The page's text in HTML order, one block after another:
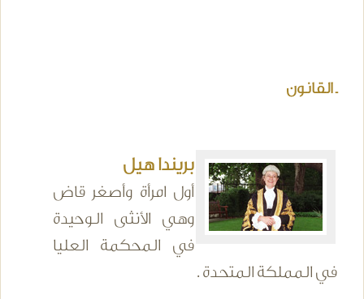
ـ القانون
بريندا هيل
أول امرأة وأصغر قاض
وهي الأنثى الوحيدة
في المحكمة العليا
في المملكة المتحدة .